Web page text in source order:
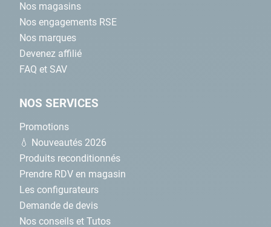
Nos magasins
Nos engagements RSE
Nos marques
Devenez affilié
FAQ et SAV
NOS SERVICES
Promotions
💧 Nouveautés 2026
Produits reconditionnés
Prendre RDV en magasin
Les configurateurs
Demande de devis
Nos conseils et Tutos